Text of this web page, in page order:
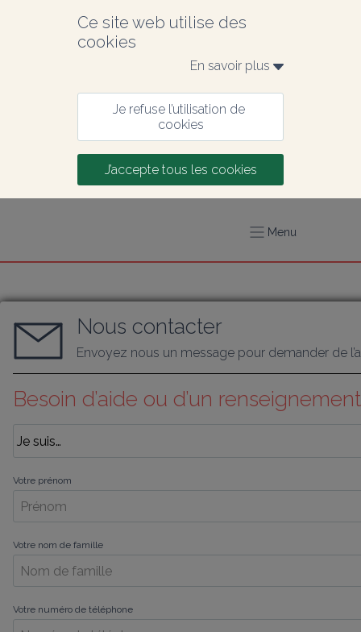
Ce site web utilise des
cookies
En savoir plus
Je refuse l’utilisation de
cookies
J’accepte tous les cookies
Menu
Nous contacter
Envoyez nous un message pour demander de
Besoin d’aide ou d’un
Votre prénom
Votre nom de famille
Votre numéro de téléphone